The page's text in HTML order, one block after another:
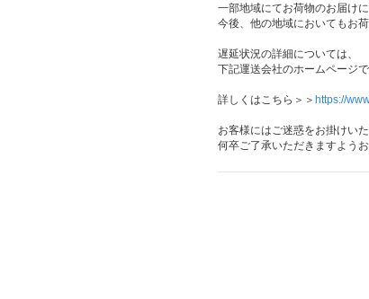
一部地域にてお荷物のお届け
今後、他の地域においてもお
遅延状況の詳細については、
下記運送会社のホームページで
詳しくはこちら＞＞ https://
お客様にはご迷惑をお掛けいた
何卒ご了承いただきますよう